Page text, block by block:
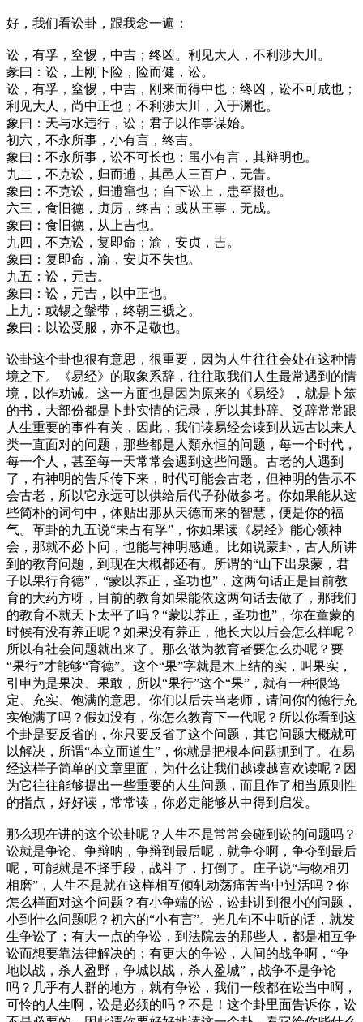
好，我们看讼卦，跟我念一遍：
讼，有孚，窒惕，中吉；终凶。利见大人，不利涉大川。
彖曰：讼，上刚下险，险而健，讼。
讼，有孚，窒惕，中吉，刚来而得中也；终凶，讼不可成也；
利见大人，尚中正也；不利涉大川，入于渊也。
象曰：天与水违行，讼；君子以作事谋始。
初六，不永所事，小有言，终吉。
象曰：不永所事，讼不可长也；虽小有言，其辩明也。
九二，不克讼，归而逋，其邑人三百户，无眚。
象曰：不克讼，归逋窜也；自下讼上，患至掇也。
六三，食旧德，贞厉，终吉；或从王事，无成。
象曰：食旧德，从上吉也。
九四，不克讼，复即命；渝，安贞，吉。
象曰：复即命，渝，安贞不失也。
九五：讼，元吉。
象曰：讼，元吉，以中正也。
上九：或锡之鞶带，终朝三褫之。
象曰：以讼受服，亦不足敬也。
讼卦这个卦也很有意思，很重要，因为人生往往会处在这种情
境之下。《易经》的取象系辞，往往取我们人生最常遇到的情
境，以作劝诫。这一方面也是因为原来的《易经》，就是卜筮
的书，大部份都是卜卦实情的记录，所以其卦辞、爻辞常常跟
人生重要的事件有关，因此，我们读易经会读到从远古以来人
类一直面对的问题，那些都是人類永恒的问题，每一个时代，
每一个人，甚至每一天常常会遇到这些问题。古老的人遇到
了，有神明的告斥传下来，时代可能会古老，但神明的告示不
会古老，所以它永远可以供给后代子孙做参考。你如果能从这
些简朴的词句中，体贴出那从天德而来的智慧，便是你的福
气。革卦的九五说“未占有孚”，你如果读《易经》能心领神
会，那就不必卜问，也能与神明感通。比如说蒙卦，古人所讲
到的教育问题，到现在大概都还有。所谓的“山下出泉蒙，君
子以果行育德”，“蒙以养正，圣功也”，这两句话正是目前教
育的大药方呀，目前的教育如果能依这两句话去做了，那我们
的教育不就天下太平了吗？“蒙以养正，圣功也”，你在童蒙的
时候有没有养正呢？如果没有养正，他长大以后会怎么样呢？
所以有社会问题就出来了。那么做为教育者要怎么办呢？要
“果行”才能够“育德”。这个“果”字就是木上结的实，叫果实，
引申为是果决、果敢，所以“果行”这个“果”，就有一种很笃
定、充实、饱满的意思。你们以后去当老师，请问你的德行充
实饱满了吗？假如没有，你怎么教育下一代呢？所以你看到这
个卦是要反省的，你只要反省了这个问题，其它问题大概就可
以解决，所谓“本立而道生”，你就是把根本问题抓到了。在易
经这样子简单的文章里面，为什么让我们越读越喜欢读呢？因
为它往往能够提出一些重要的人生问题，而且作了相当原则性
的指点，好好读，常常读，你必定能够从中得到启发。
那么现在讲的这个讼卦呢？人生不是常常会碰到讼的问题吗？
讼就是争论、争辩呐，争辩到最后呢，就争夺啊，争夺到最后
呢，可能就是不择手段，战斗了，打倒了。庄子说“与物相刃
相磨”，人生不是就在这样相互倾轧动荡痛苦当中过活吗？你
怎么样面对这个问题？有小争端的讼，讼卦讲到很小的问题，
小到什么问题呢？初六的“小有言”。光几句不中听的话，就发
生争讼了；有大一点的争讼，到法院去的那些人，都是相互争
讼而想要靠法律解决的；有更大的争讼，人间的战争啊，“争
地以战，杀人盈野，争城以战，杀人盈城”，战争不是争论
吗？几乎有人群的地方，就有争讼，我们一般都在讼当中啊，
可怜的人生啊，讼是必须的吗？不是！这个卦里面告诉你，讼